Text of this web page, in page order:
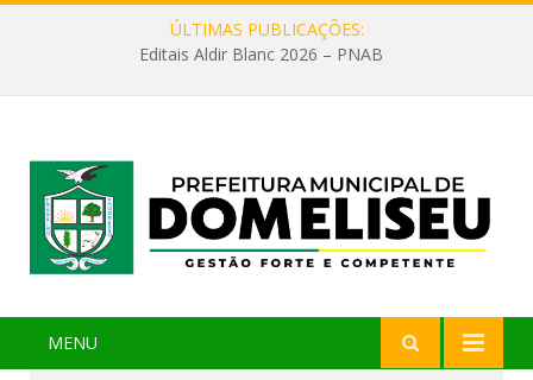
ÚLTIMAS PUBLICAÇÕES:
Editais Aldir Blanc 2026 – PNAB
MENU